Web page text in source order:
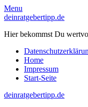
Skip
to
Menu
deinratgebertipp.de
Hier bekommst Du
Home
Impressum
Start-Seite
deinratgebertipp.de